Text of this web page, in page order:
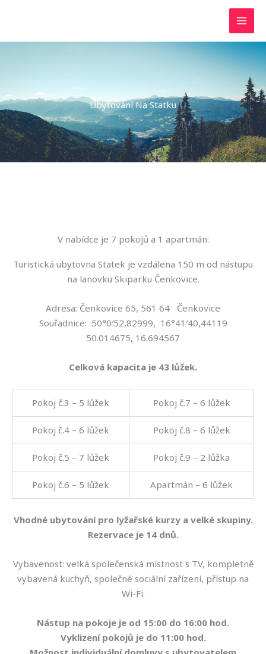
Ubytování Na Statku
V nabídce je 7 pokojů a 1 apartmán:
Turistická ubytovna Statek je vzdálena 150 m od nástupu
na lanovku Skiparku Čenkovice.
Adresa: Čenkovice 65, 561 64 Čenkovice
Souřadnice: 50°0′52,82999, 16°41′40,44119
50.014675, 16.694567
Celková kapacita je 43 lůžek.
Pokoj č.3 – 5 lůžek Pokoj č.7 – 6 lůžek
Pokoj č.4 – 6 lůžek Pokoj č.8 – 6 lůžek
Pokoj č.5 – 7 lůžek Pokoj č.9 – 2 lůžka
Pokoj č.6 – 5 lůžek Apartmán – 6 lůžek
Vhodné ubytování pro lyžařské kurzy a velké skupiny.
Rezervace je 14 dnů.
Vybavenost: velká společenská místnost s TV, kompletně
vybavená kuchyň, společné sociální zařízení, přístup na
Wi-Fi.
Nástup na pokoje je od 15:00 do 16:00 hod.
Vyklizení pokojů je do 11:00 hod.